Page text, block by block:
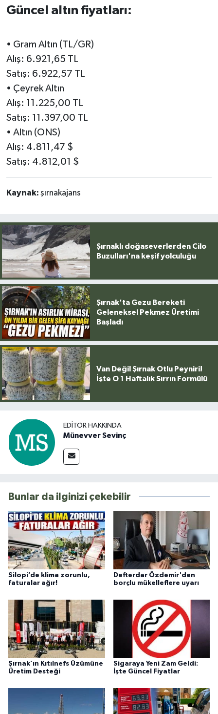
Güncel altın fiyatları:
• Gram Altın (TL/GR)
Alış: 6.921,65 TL
Satış: 6.922,57 TL
• Çeyrek Altın
Alış: 11.225,00 TL
Satış: 11.397,00 TL
• Altın (ONS)
Alış: 4.811,47 $
Satış: 4.812,01 $
Kaynak: şırnakajans
Şırnaklı doğaseverlerden Cilo
Buzulları'na keşif yolculuğu
Şırnak'ta Gezu Bereketi
Geleneksel Pekmez Üretimi
Başladı
Van Değil Şırnak Otlu Peyniri!
İşte O 1 Haftalık Sırrın Formülü
EDITÖR HAKKINDA
Münevver Sevinç
Bunlar da ilginizi çekebilir
Silopi’de klima zorunlu,
faturalar ağır!
Defterdar Özdemir'den
borçlu mükelleflere uyarı
Şırnak’ın Kıtılnefs Üzümüne
Üretim Desteği
Sigaraya Yeni Zam Geldi:
İşte Güncel Fiyatlar